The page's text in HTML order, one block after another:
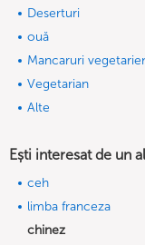
Deserturi
ouă
Mancaruri
Vegetarian
Alte
Ești interesat de un
ceh
limba franceza
chinez